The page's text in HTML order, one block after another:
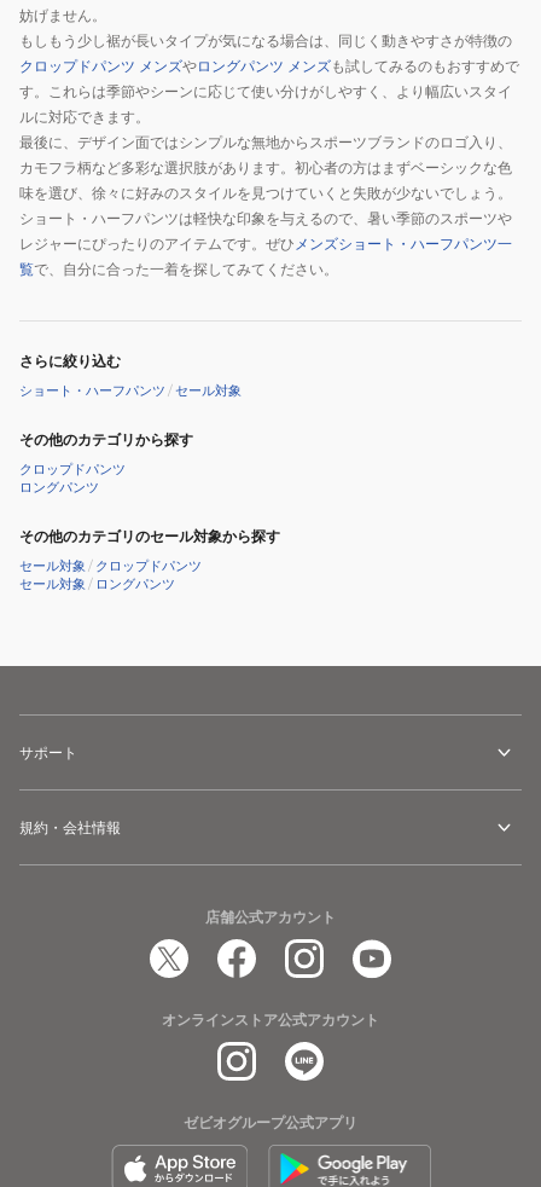
妨げません。
もしもう少し裾が長いタイプが気になる場合は、同じく動きやすさが特徴の
クロップドパンツ メンズやロングパンツ メンズも試してみるのもおすすめで
す。これらは季節やシーンに応じて使い分けがしやすく、より幅広いスタイ
ルに対応できます。
最後に、デザイン面ではシンプルな無地からスポーツブランドのロゴ入り、
カモフラ柄など多彩な選択肢があります。初心者の方はまずベーシックな色
味を選び、徐々に好みのスタイルを見つけていくと失敗が少ないでしょう。
ショート・ハーフパンツは軽快な印象を与えるので、暑い季節のスポーツや
レジャーにぴったりのアイテムです。ぜひ メンズショート・ハーフパンツ一
覧で、自分に合った一着を探してみてください。
さらに絞り込む
ショート・ハーフパンツ /セール対象
その他のカテゴリから探す
クロップドパンツ
ロングパンツ
その他のカテゴリのセール対象から探す
セール対象 / クロップドパンツ
セール対象 / ロングパンツ
サポート
規約・会社情報
店舗公式アカウント
オンラインストア公式アカウント
ゼビオグループ公式アプリ